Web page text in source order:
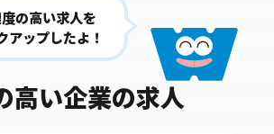
高い企業の求人
の高い求人を
アップしたよ！